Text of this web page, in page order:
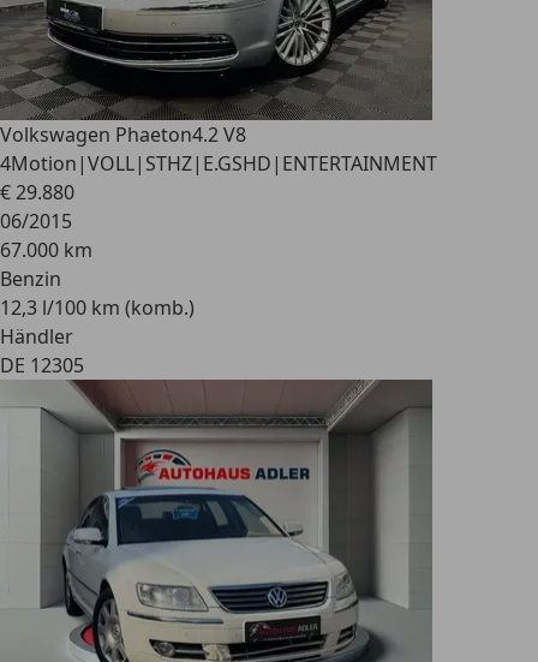
Volkswagen Phaeton4.2 V8
4Motion|VOLL|STHZ|E.GSHD|ENTERTAINMENT
€ 29.880
06/2015
67.000 km
Benzin
12,3 l/100 km (komb.)
Händler
DE 12305